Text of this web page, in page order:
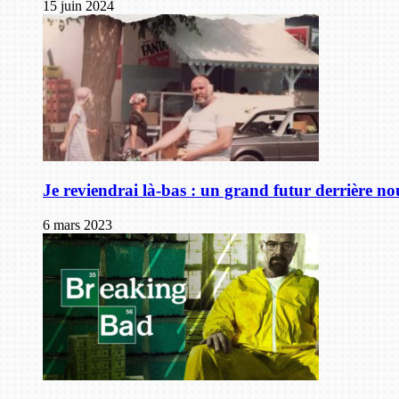
15 juin 2024
Je reviendrai là-bas : un grand futur derrière
6 mars 2023